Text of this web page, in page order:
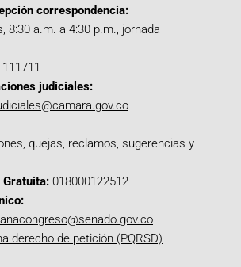
correspondencia:
8:30 a.m. a 4:30 p.m., jornada
111711
judiciales:
quejas, reclamos, sugerencias y
Gratuita: 018000122512
derecho de petición (PQRSD)